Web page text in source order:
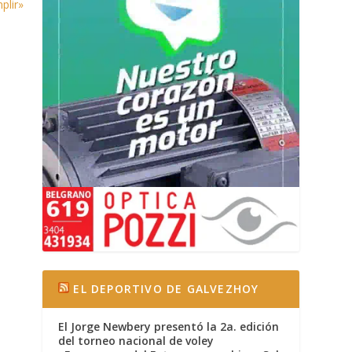
EL DEPORTIVO DE GALVEZHOY
El Jorge Newbery presentó la 2a. edición
del torneo nacional de voley